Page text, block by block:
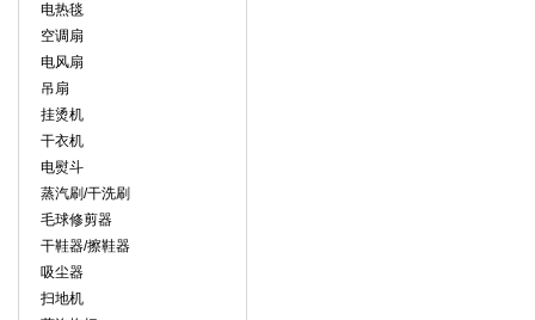
电热毯
空调扇
电风扇
吊扇
挂烫机
干衣机
电熨斗
蒸汽刷/干洗刷
毛球修剪器
干鞋器/擦鞋器
吸尘器
扫地机